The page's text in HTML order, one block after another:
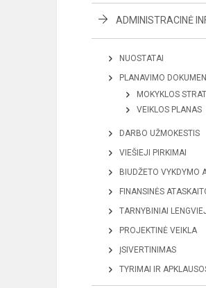
ADMINISTRACINĖ
NUOSTATAI
PLANAVIMO
MOKYKLOS
VEIKLOS PLANAS
DARBO UŽMOKESTIS
VIEŠIEJI PIRKIMAI
BIUDŽETO VYKDYMO
FINANSINĖS
TARNYBINIAI
PROJEKTINĖ VEIKLA
ĮSIVERTINIMAS
TYRIMAI IR